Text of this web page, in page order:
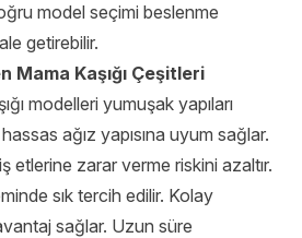
model seçimi beslenme
getirebilir.
Mama Kaşığı Çeşitleri
modelleri yumuşak yapıları
ağız yapısına uyum sağlar.
etlerine zarar verme riskini azaltır.
sık tercih edilir. Kolay
sağlar. Uzun süre